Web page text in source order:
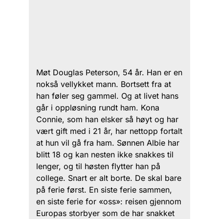
Møt Douglas Peterson, 54 år. Han er en
nokså vellykket mann. Bortsett fra at
han føler seg gammel. Og at livet hans
går i oppløsning rundt ham. Kona
Connie, som han elsker så høyt og har
vært gift med i 21 år, har nettopp fortalt
at hun vil gå fra ham. Sønnen Albie har
blitt 18 og kan nesten ikke snakkes til
lenger, og til høsten flytter han på
college. Snart er alt borte. De skal bare
på ferie først. En siste ferie sammen,
en siste ferie for «oss»: reisen gjennom
Europas storbyer som de har snakket